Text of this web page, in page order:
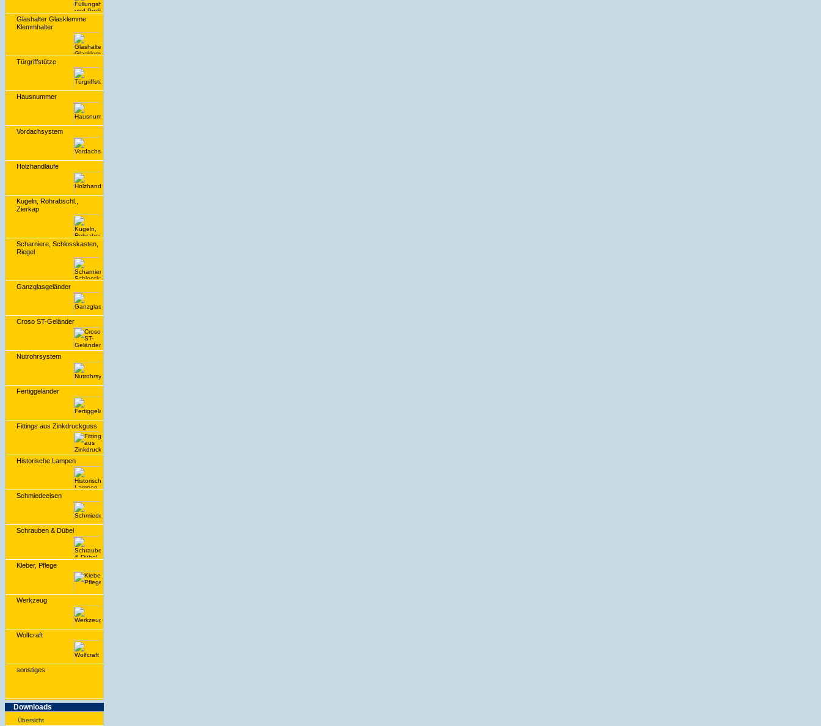
Glashalter Glasklemme
Klemmhalter
Türgriffstütze
Hausnummer
Vordachsystem
Holzhandläufe
Kugeln, Rohrabschl.,
Zierkap
Scharniere, Schlosskasten,
Riegel
Ganzglasgeländer
Croso ST-Geländer
Nutrohrsystem
Fertiggeländer
Fittings aus Zinkdruckguss
Historische Lampen
Schmiedeeisen
Schrauben & Dübel
Kleber, Pflege
Werkzeug
Wolfcraft
sonstiges
Downloads
Übersicht